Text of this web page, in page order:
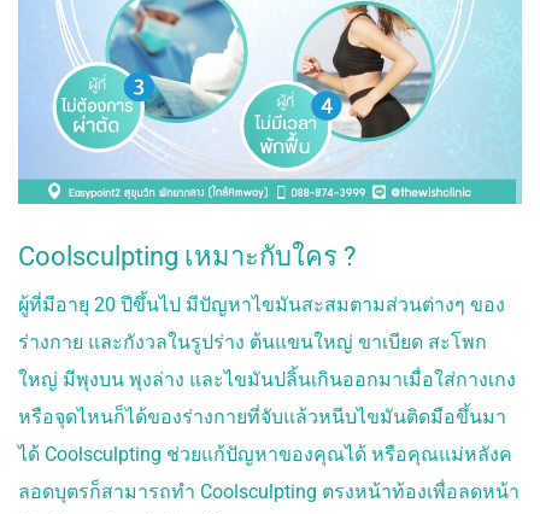
Coolsculpting เหมาะกับใคร ?
ผู้ที่มีอายุ 20 ปีขึ้นไป มีปัญหาไขมันสะสมตามส่วนต่างๆ ของ
ร่างกาย และกังวลในรูปร่าง ต้นแขนใหญ่ ขาเบียด สะโพก
ใหญ่ มีพุงบน พุงล่าง และไขมันปลิ้นเกินออกมาเมื่อใส่กางเกง
หรือจุดไหนก็ได้ของร่างกายที่จับแล้วหนีบไขมันติดมือขึ้นมา
ได้ Coolsculpting ช่วยแก้ปัญหาของคุณได้ หรือคุณแม่หลังค
ลอดบุตรก็สามารถทำ Coolsculpting ตรงหน้าท้องเพื่อลดหน้า